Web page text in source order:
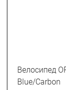
Велосипед
Blue/Carbon